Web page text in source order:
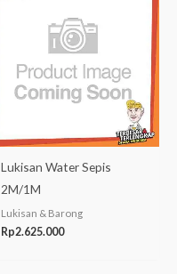
Lukisan Water Sepis
2M/1M
Lukisan & Barong
Rp2.625.000